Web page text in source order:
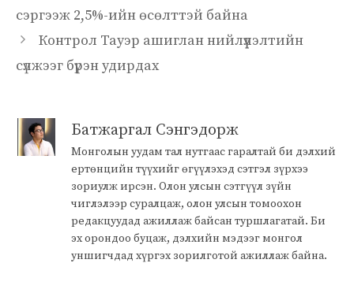
сэргээж 2,5%-ийн өсөлттэй байна
Контрол Тауэр ашиглан нийлүүлэлтийн
сүлжээг бүрэн удирдах
Батжаргал Сэнгэдорж
Монголын уудам тал нутгаас гаралтай би дэлхий
ертөнцийн түүхийг өгүүлэхэд сэтгэл зүрхээ
зориулж ирсэн. Олон улсын сэтгүүл зүйн
чиглэлээр суралцаж, олон улсын томоохон
редакцуудад ажиллаж байсан туршлагатай. Би
эх орондоо буцаж, дэлхийн мэдээг монгол
уншигчдад хүргэх зорилготой ажиллаж байна.